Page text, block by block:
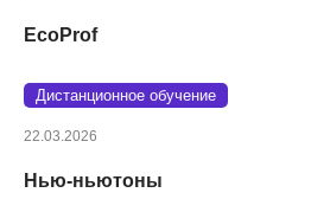
EcoProf
Дистанционное обучение
22.03.2026
Нью-ньютоны